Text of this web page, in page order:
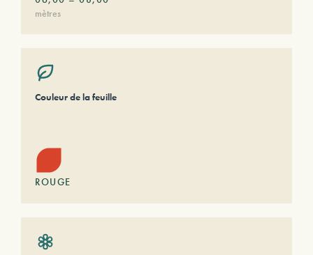
mètres
Couleur de la feuille
ROUGE